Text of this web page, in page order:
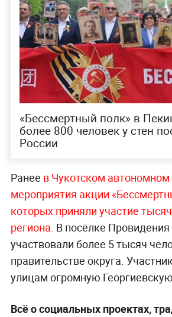
«Бессмертный полк» в
более 800 человек у стен
России
Ранее в Чукотском
мероприятия акции
которых приняли участие
региона. В посёлке
участвовали более 5 тысяч
правительстве округа.
улицам огромную
Всё о социальных проектах,